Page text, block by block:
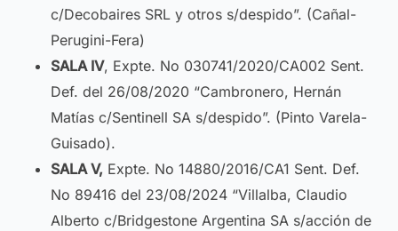
c/Decobaires SRL y otros s/despido”. (Cañal-
Perugini-Fera)
SALA IV, Expte. No 030741/2020/CA002 Sent.
Def. del 26/08/2020 “Cambronero, Hernán
Matías c/Sentinell SA s/despido”. (Pinto Varela-
Guisado).
SALA V, Expte. No 14880/2016/CA1 Sent. Def.
No 89416 del 23/08/2024 “Villalba, Claudio
Alberto c/Bridgestone Argentina SA s/acción de